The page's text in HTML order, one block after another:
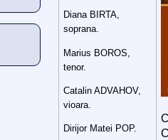
Diana BIRTA,
soprana.
Marius BOROS,
tenor.
Catalin ADVAHOV,
vioara.
Dirijor Matei POP.